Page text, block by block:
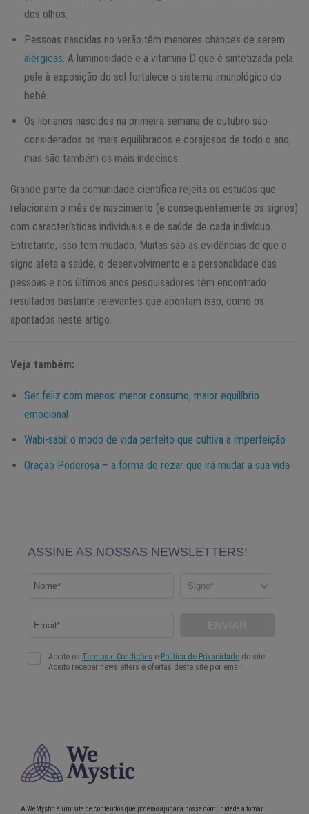
dos olhos.
Pessoas nascidas no verão têm menores chances de serem
alérgicas . A luminosidade e a vitamina D que é sintetizada pela
pele à exposição do sol fortalece o sistema imunológico do
bebê.
Os librianos nascidos na primeira semana de outubro são
considerados os mais equilibrados e corajosos de todo o ano,
mas são também os mais indecisos.
Grande parte da comunidade científica rejeita os estudos que
relacionam o mês de nascimento (e consequentemente os signos)
com características individuais e de saúde de cada indivíduo.
Entretanto, isso tem mudado. Muitas são as evidências de que o
signo afeta a saúde, o desenvolvimento e a personalidade das
pessoas e nos últimos anos pesquisadores têm encontrado
resultados bastante relevantes que apontam isso, como os
apontados neste artigo.
Veja também:
Ser feliz com menos: menor consumo, maior equilíbrio
emocional
Wabi-sabi: o modo de vida perfeito que cultiva a imperfeição
Oração Poderosa – a forma de rezar que irá mudar a sua vida
A WeMystic é um site de conteúdos que poderão ajudar a nossa comunidade a tomar